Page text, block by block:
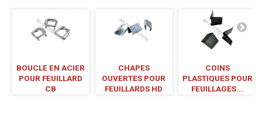
BOUCLE EN ACIER
POUR FEUILLARD
CB
CHAPES
OUVERTES POUR
FEUILLARDS HD
COINS
PLASTIQUES POUR
FEUILLAGES...